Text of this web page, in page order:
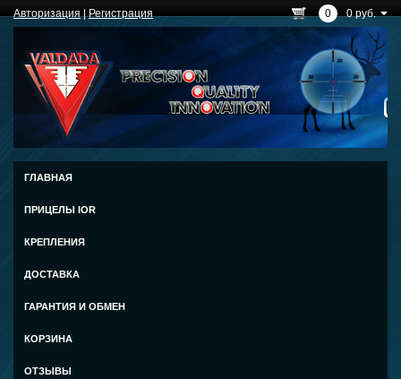
Авторизация|Регистрация 0 0 руб.
ГЛАВНАЯ
ПРИЦЕЛЫ IOR
КРЕПЛЕНИЯ
ДОСТАВКА
ГАРАНТИЯ И ОБМЕН
КОРЗИНА
ОТЗЫВЫ